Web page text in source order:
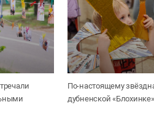
По-настоящему
дубненской «Блохинке»